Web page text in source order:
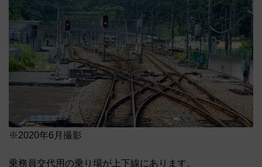
※2020年6月撮影
乗務員交代用の乗り場が上下線にあります。